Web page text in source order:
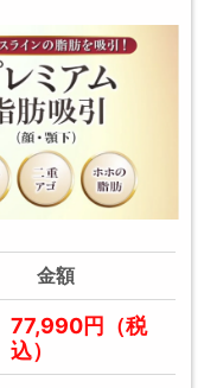
金額
77,990円（税
込）